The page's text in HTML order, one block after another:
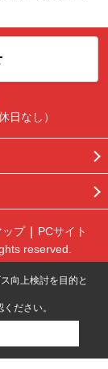
日なし）
ップ
PCサイト
reserved.
向上検討を目的と
ださい。